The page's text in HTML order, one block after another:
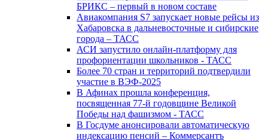
БРИКС – первый в новом составе
Авиакомпания S7 запускает новые рейсы из
Хабаровска в дальневосточные и сибирские
города – ТАСС
АСИ запустило онлайн-платформу для
профориентации школьников - ТАСС
Более 70 стран и территорий подтвердили
участие в ВЭФ-2025
В Афинах прошла конференция,
посвященная 77-й годовщине Великой
Победы над фашизмом - ТАСС
В Госдуме анонсировали автоматическую
индексацию пенсий – Коммерсантъ